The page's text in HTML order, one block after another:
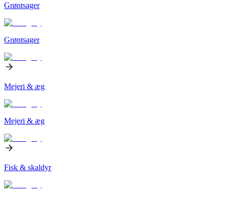
Grøntsager
Grøntsager
Mejeri & æg
Mejeri & æg
Fisk & skaldyr